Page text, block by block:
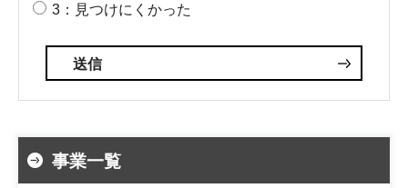
3：見つけにくかった
事業一覧